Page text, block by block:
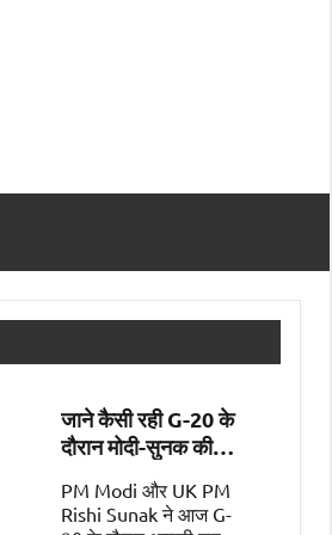
जाने कैसी रही G-20 के
दौरान मोदी-सुनक की
पहली मुलाक़ात
PM Modi और UK PM
Rishi Sunak ने आज G-